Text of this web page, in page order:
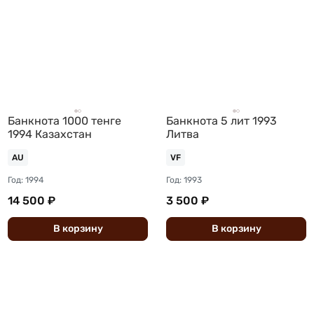
Банкнота 1000 тенге
1994 Казахстан
AU
Год: 1994
14 500 ₽
В корзину
Банкнота 5 лит 1993
Литва
VF
Год: 1993
3 500 ₽
В корзину